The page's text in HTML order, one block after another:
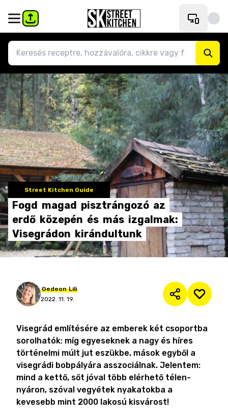
Street Kitchen Guide
Fogd magad pisztrángozó az
erdő közepén és más izgalmak:
Visegrádon kirándultunk
Gedeon Lili
2022. 11. 19.
Visegrád említésére az emberek két csoportba
sorolhatók: míg egyeseknek a nagy és híres
történelmi múlt jut eszükbe, mások egyből a
visegrádi bobpályára asszociálnak. Jelentem:
mind a kettő, sőt jóval több elérhető télen-
nyáron, szóval vegyétek nyakatokba a
kevesebb mint 2000 lakosú kisvárost!